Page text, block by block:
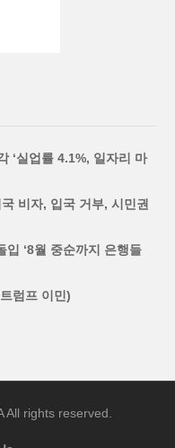
‘실업률 4.1%, 일자리 마
비자, 입국 거부, 시민권
입 ‘8월 중순까지 은행들
럼프 이민)
rights reserved.